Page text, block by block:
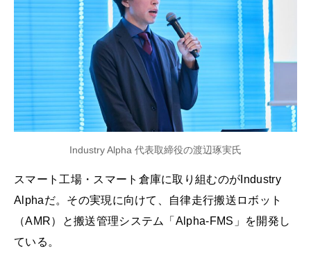
Industry Alpha 代表取締役の渡辺琢実氏
スマート工場・スマート倉庫に取り組むのがIndustry
Alphaだ。その実現に向けて、自律走行搬送ロボット
（AMR）と搬送管理システム「Alpha-FMS」を開発し
ている。